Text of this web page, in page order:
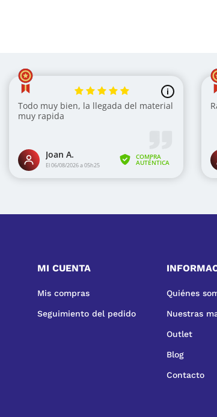
MI CUENTA
Mis compras
Seguimiento del pedido
Quiénes
Nuestras
Outlet
Blog
Contacto